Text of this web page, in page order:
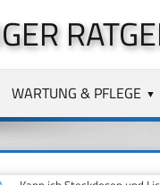
WARTUNG & PFLEGE